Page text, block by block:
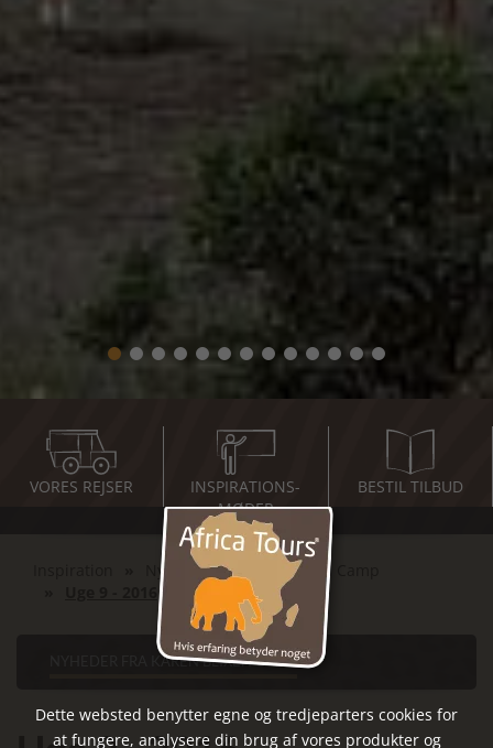
VORES REJSER
INSPIRATIONS-
MØDER
BESTIL TILBUD
Nyheder fra Karen Blixen Camp
NYHEDER FRA KAREN BLIXEN CAMP
Dette websted benytter egne og tredjeparters cookies for
at fungere, analysere din brug af vores produkter og